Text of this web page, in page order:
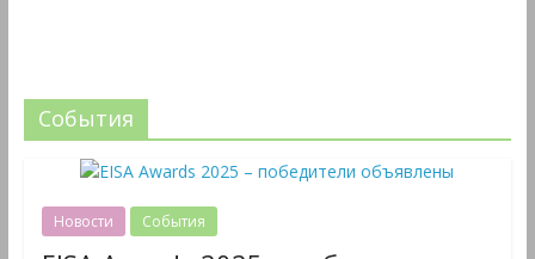
События
Новости События